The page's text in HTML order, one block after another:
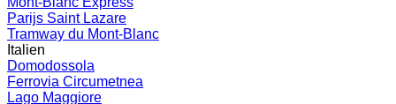
Parijs Saint Lazare
Tramway du Mont-Blanc
Italien
Domodossola
Ferrovia Circumetnea
Lago Maggiore